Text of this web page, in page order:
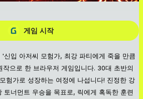
게임 시작
신입 아저씨 모험가, 최강 파티에게 죽을 만큼
작으로 한 브라우저 게임입니다. 30대 초반의
험가로 성장하는 여정에 나섭니다! 진정한 강
토너먼트 우승을 목표로, 릭에게 혹독한 훈련